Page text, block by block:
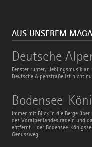
AUS UNSEREM
Deutsche
Fenster runter, Lieblingsmusik
Deutsche Alpenstraße ist nicht
Deutsche
Alpenstraße
Bodensee-
Immer mit Blick in die Berge über
des Voralpenlandes radeln und
entfernt – der Bodensee-
Genussweg.
Bodensee-
Königssee-
Radweg